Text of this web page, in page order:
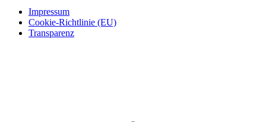
Impressum
Cookie-Richtlinie (EU)
Transparenz